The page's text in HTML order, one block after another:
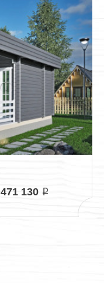
471 130 i